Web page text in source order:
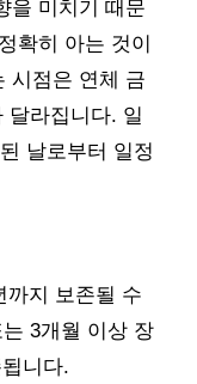
을 미치기 때문
확히 아는 것이
시점은 연체 금
달라집니다. 일
날로부터 일정
까지 보존될 수
3개월 이상 장
니다.